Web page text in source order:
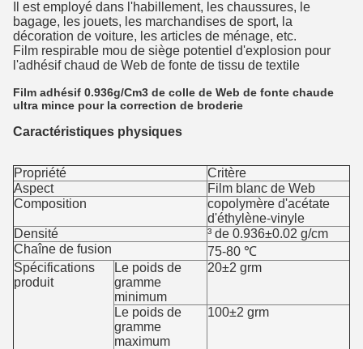
Il est employé dans l'habillement, les chaussures, le
bagage, les jouets, les marchandises de sport, la
décoration de voiture, les articles de ménage, etc.
Film respirable mou de siège potentiel d'explosion pour
l'adhésif chaud de Web de fonte de tissu de textile
Film adhésif 0.936g/Cm3 de colle de Web de fonte chaude
ultra mince pour la correction de broderie
Caractéristiques physiques
Propriété
Critère
Aspect
Film blanc de Web
Composition
copolymère d'acétate
d'éthylène-vinyle
Densité
³ de 0.936±0.02 g/cm
Chaîne de fusion
75-80 ℃
Spécifications
produit
Le poids de
gramme
minimum
20±2 grm
Le poids de
gramme
maximum
100±2 grm